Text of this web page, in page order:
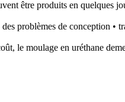
être produits en quelques
problèmes de conception •
le moulage en uréthane